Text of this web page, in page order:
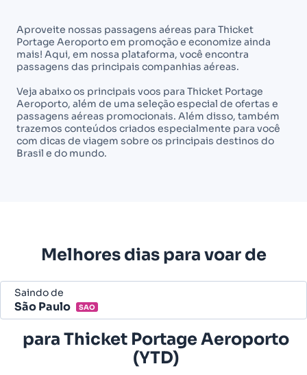
Aproveite nossas passagens aéreas para Thicket
Portage Aeroporto em promoção e economize ainda
mais! Aqui, em nossa plataforma, você encontra
passagens das principais companhias aéreas.
Veja abaixo os principais voos para Thicket Portage
Aeroporto, além de uma seleção especial de ofertas e
passagens aéreas promocionais. Além disso, também
trazemos conteúdos criados especialmente para você
com dicas de viagem sobre os principais destinos do
Brasil e do mundo.
Melhores dias para voar de
Saindo de
São Paulo SAO
Belo Horizonte - Todos (BHZ)
para Thicket Portage Aeroporto
(YTD)